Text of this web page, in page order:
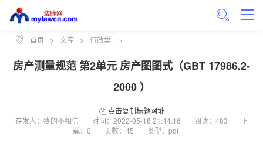
首页 > 文库 > 行政类 >
房产测量规范 第2单元 房产图图式（GBT 17986.2-
2000 ）
点击复制标题网址
存发人：疼的不相信
时间： 2022-05-18 21:44:16 阅读：483
下
载：0
页数：45 类型：pdf